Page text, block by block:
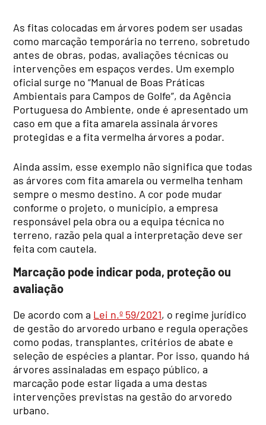
As fitas colocadas em árvores podem ser usadas
como marcação temporária no terreno, sobretudo
antes de obras, podas, avaliações técnicas ou
intervenções em espaços verdes. Um exemplo
oficial surge no “Manual de Boas Práticas
Ambientais para Campos de Golfe”, da Agência
Portuguesa do Ambiente, onde é apresentado um
caso em que a fita amarela assinala árvores
protegidas e a fita vermelha árvores a podar.
Ainda assim, esse exemplo não significa que todas
as árvores com fita amarela ou vermelha tenham
sempre o mesmo destino. A cor pode mudar
conforme o projeto, o município, a empresa
responsável pela obra ou a equipa técnica no
terreno, razão pela qual a interpretação deve ser
feita com cautela.
Marcação pode indicar poda, proteção ou
avaliação
De acordo com a Lei n.º 59/2021, o regime jurídico
de gestão do arvoredo urbano e regula operações
como podas, transplantes, critérios de abate e
seleção de espécies a plantar. Por isso, quando há
árvores assinaladas em espaço público, a
marcação pode estar ligada a uma destas
intervenções previstas na gestão do arvoredo
urbano.